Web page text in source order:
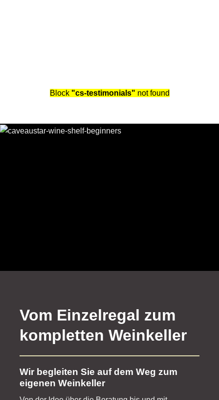
Block "cs-testimonials" not found
Vom Einzelregal zum
kompletten Weinkeller
Wir begleiten Sie auf dem Weg zum
eigenen Weinkeller